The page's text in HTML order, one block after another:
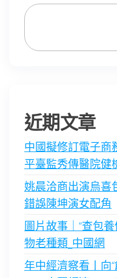
近期文章
中國擬修訂電子商
平臺監秀傳醫院健
姚晨洽商出演烏喜
錯誤陳坤演女配角
圖片故事｜“查包
物老種類_中國網
年中經濟察看丨向